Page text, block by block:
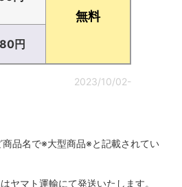
無料
円
2023/10/02-
品名で※大型商品※と記載されてい
ヤマト運輸にて発送いたします。